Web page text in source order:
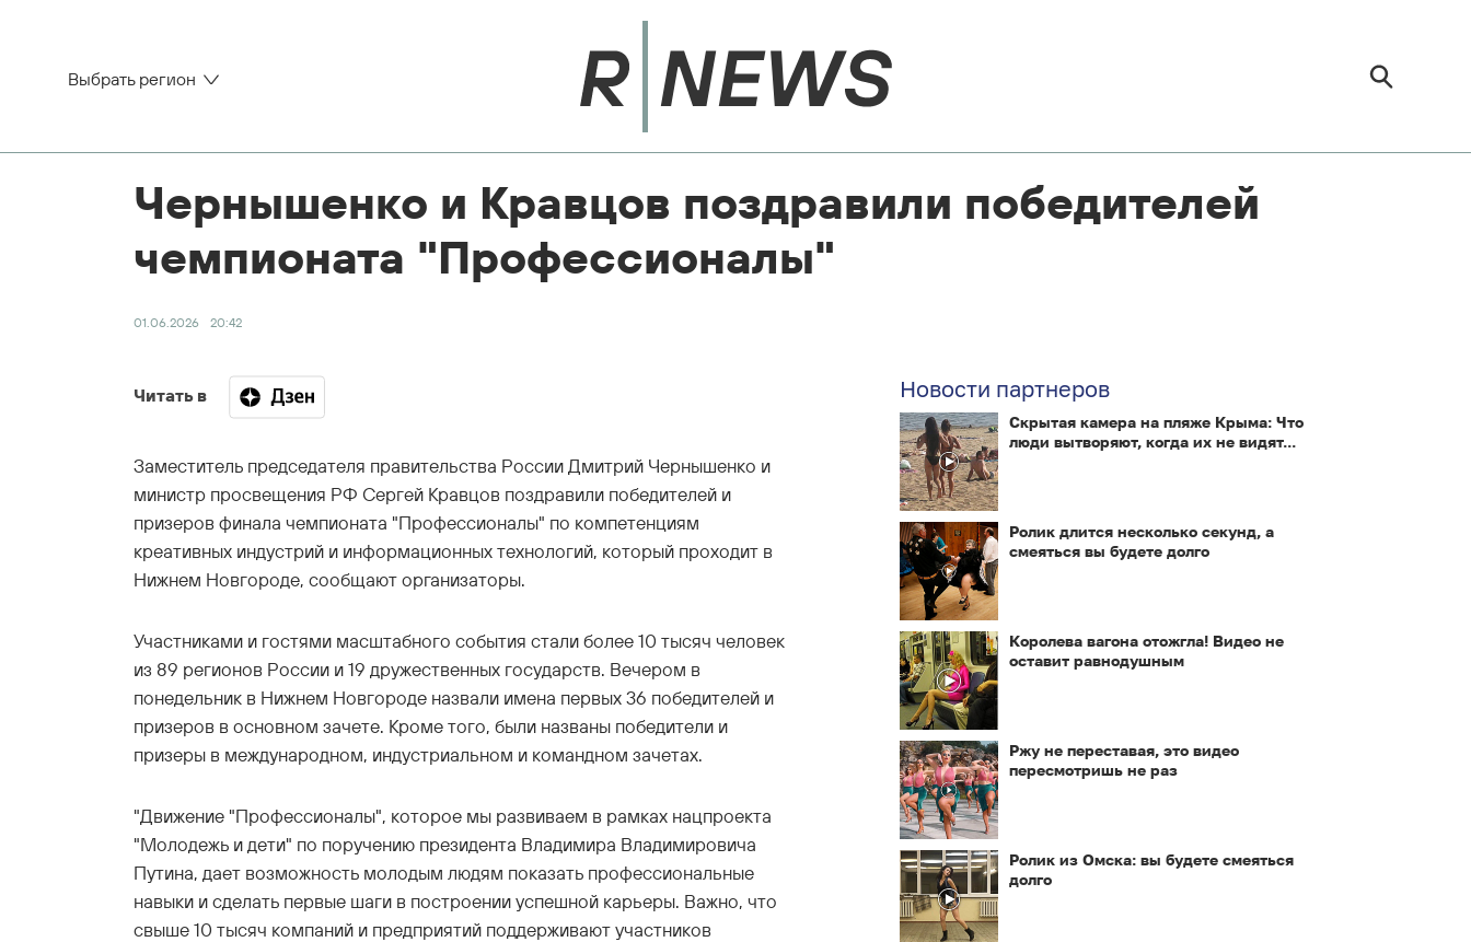
Выбрать регион
Чернышенко и Кравцов поздравили победителей
чемпионата "Профессионалы"
01.06.2026 20:42
Читать в
Заместитель председателя правительства России Дмитрий Чернышенко и
министр просвещения РФ Сергей Кравцов поздравили победителей и
призеров финала чемпионата "Профессионалы" по компетенциям
креативных индустрий и информационных технологий, который проходит в
Нижнем Новгороде, сообщают организаторы.
Участниками и гостями масштабного события стали более 10 тысяч человек
из 89 регионов России и 19 дружественных государств. Вечером в
понедельник в Нижнем Новгороде назвали имена первых 36 победителей и
призеров в основном зачете. Кроме того, были названы победители и
призеры в международном, индустриальном и командном зачетах.
"Движение "Профессионалы", которое мы развиваем в рамках нацпроекта
"Молодежь и дети" по поручению президента Владимира Владимировича
Путина, дает возможность молодым людям показать профессиональные
навыки и сделать первые шаги в построении успешной карьеры. Важно, что
свыше 10 тысяч компаний и предприятий поддерживают участников
Новости партнеров
Скрытая камера на пляже Крыма: Что
люди вытворяют, когда их не видят...
Ролик длится несколько секунд, а
смеяться вы будете долго
Королева вагона отожгла! Видео не
оставит равнодушным
Ржу не переставая, это видео
пересмотришь не раз
Ролик из Омска: вы будете смеяться
долго